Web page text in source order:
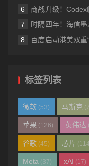
商战升级！Codex临
时隔四年！海信墨水
百度启动港美双重“主
标签列表
微软 (53) 马斯克
苹果 (126) 英伟达
谷歌 (45) 芯片
Meta (37) xAI (17)